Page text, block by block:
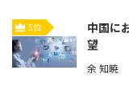
5位
中国に
望
余 知暁